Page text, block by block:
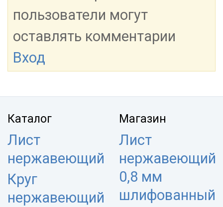
пользователи могут
оставлять комментарии
Вход
Каталог
Лист
нержавеющий
Круг
нержавеющий
Магазин
Лист
нержавеющий
0,8 мм
шлифованный